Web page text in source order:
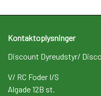
Kontaktoplysninger
Discount Dyreudstyr/
V/ RC Foder I/S
Algade 12B st.